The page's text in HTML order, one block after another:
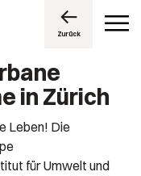
Zurück
in Zürich
Leben! Die
für Umwelt und